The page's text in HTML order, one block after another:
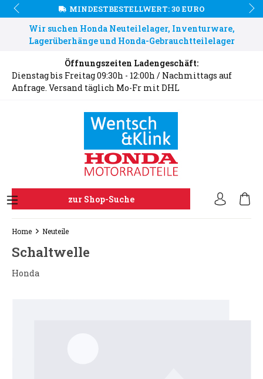
MINDESTBESTELLWERT: 30 EURO
Wir suchen Honda Neuteilelager, Inventurware,
Lagerüberhänge und Honda-Gebrauchtteilelager
Öffnungszeiten Ladengeschäft:
Dienstag bis Freitag 09:30h - 12:00h / Nachmittags auf
Anfrage. Versand täglich Mo-Fr mit DHL
zur Shop-Suche
Home Neuteile
Schaltwelle
Honda